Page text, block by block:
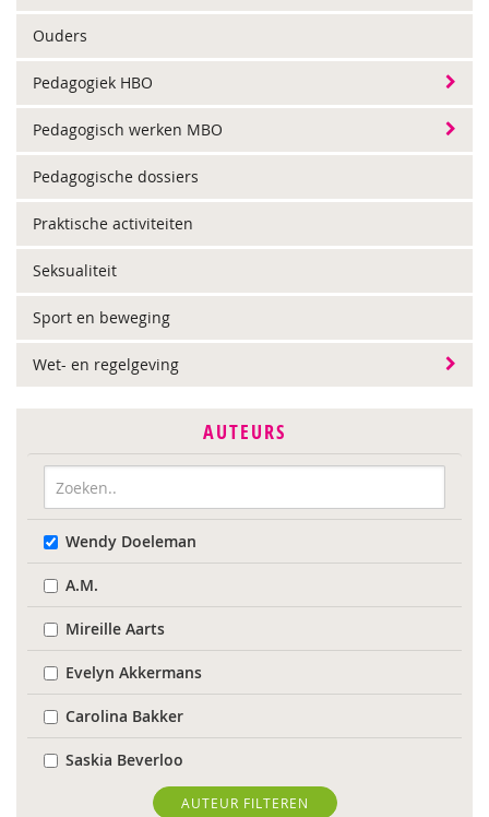
Ouders
Pedagogiek HBO
Pedagogisch werken MBO
Pedagogische dossiers
Praktische activiteiten
Seksualiteit
Sport en beweging
Wet- en regelgeving
AUTEURS
Wendy Doeleman
A.M.
Mireille Aarts
Evelyn Akkermans
Carolina Bakker
Saskia Beverloo
Marieke BoelhouwerAUTEUR FILTEREN